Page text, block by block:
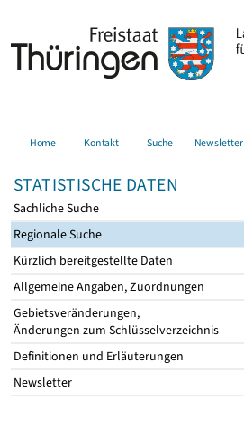
Home Kontakt Suche Newsletter
STATISTISCHE DATEN
Sachliche Suche
Regionale Suche
Kürzlich bereitgestellte Daten
Allgemeine Angaben, Zuordnungen
Gebietsveränderungen,
Änderungen zum Schlüsselverzeichnis
Definitionen und Erläuterungen
Newsletter